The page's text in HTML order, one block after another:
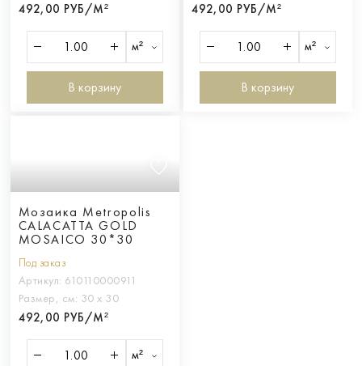
492,00 РУБ/М²
м²
В корзину
492,00 РУБ/М²
м²
В корзину
Мозаика Metropolis
CALACATTA GOLD
MOSAICO 30*30
Под заказ
Артикул: 610110000911
Размер, см: 30 х 30
492,00 РУБ/М²
м²